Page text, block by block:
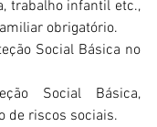
trabalho infantil etc.,
obrigatório.
Social Básica no
Social Básica,
de riscos sociais.